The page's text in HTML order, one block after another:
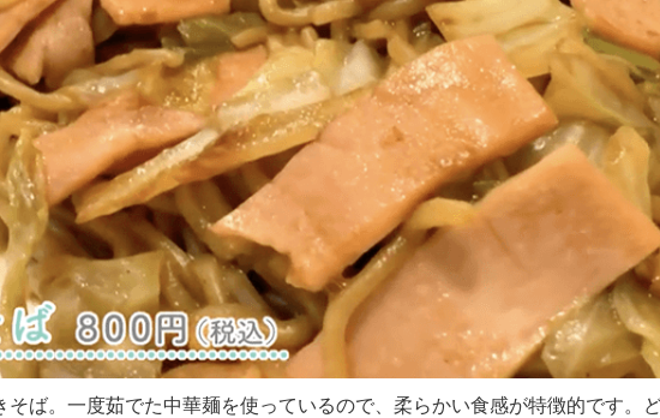
そば。一度茹でた中華麺を使っているので、柔らかい食感が特徴的です。